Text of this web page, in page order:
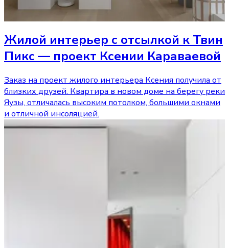
Жилой интерьер с отсылкой к Твин
Пикс — проект Ксении Караваевой
Заказ на проект жилого интерьера Ксения получила от
близких друзей. Квартира в новом доме на берегу реки
Яузы, отличалась высоким потолком, большими окнами
и отличной инсоляцией.